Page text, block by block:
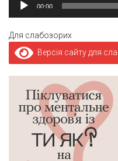
00:00
Для слабозорих
Версія сайту для